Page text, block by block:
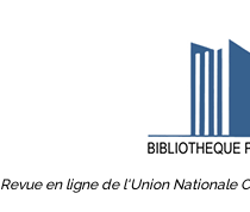
Revue en ligne de l'Union Nationale